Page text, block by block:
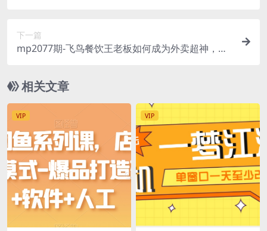
下一篇
mp2077期-飞鸟餐饮王老板如何成为外卖超神，外
(揭秘飞鸟餐饮王老板的外卖超神之路180种涨单技
巧一网打尽！)
相关文章
VIP VIP